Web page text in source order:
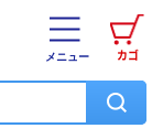
カゴ
メニュー